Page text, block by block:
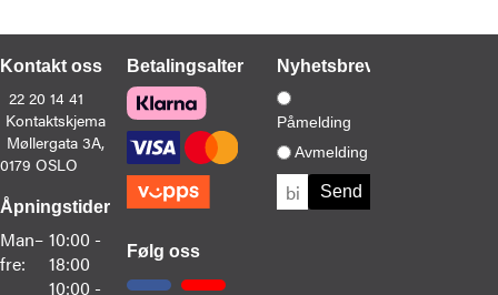
Kontakt oss
22 20 14 41
Kontaktskjema
Møllergata 3A,
0179 OSLO
Åpningstider
Man–
fre:
10:00 -
18:00
10:00 -
Betalingsalternativer
Følg oss
Nyhetsbrev
Påmelding
Avmelding